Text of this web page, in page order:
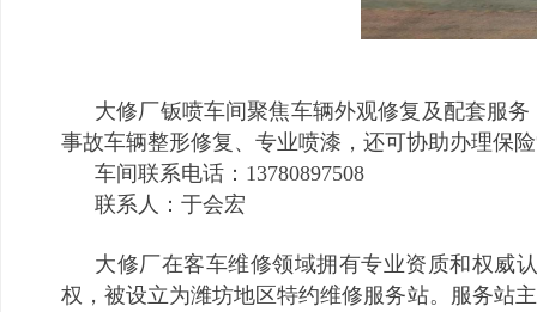
大修厂钣喷车间聚焦车辆外观修复及配套服
事故车辆整形修复、专业喷漆，还可协助办理保
车间联系电话：13780897508
联系人：于会宏
大修厂在客车维修领域拥有专业资质和权威
权，被设立为潍坊地区特约维修服务站。服务站